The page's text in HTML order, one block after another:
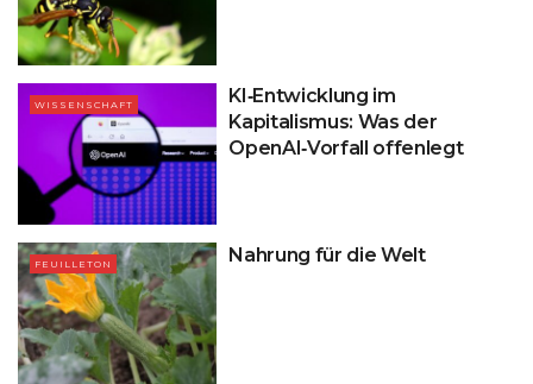
WISSENSCHAFT
KI‑Entwicklung im
Kapitalismus: Was der
OpenAI‑Vorfall offenlegt
FEUILLETON Nahrung für die Welt